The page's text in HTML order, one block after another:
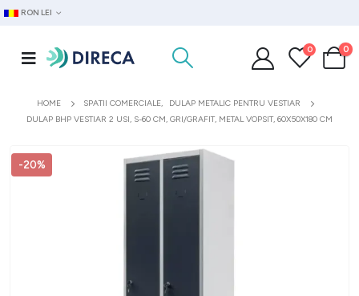
RON LEI
0 0
HOME SPATII COMERCIALE,
DULAP METALIC PENTRU VESTIAR
DULAP BHP VESTIAR 2 USI, S-60 CM, GRI/GRAFIT, METAL VOPSIT, 60X50X180 CM
-20%